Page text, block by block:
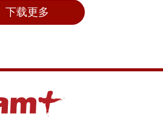
下载更多